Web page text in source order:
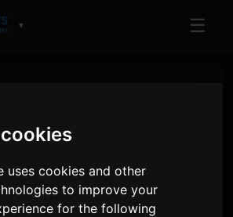
uses cookies and other
to improve your
for the following
▼ ☰